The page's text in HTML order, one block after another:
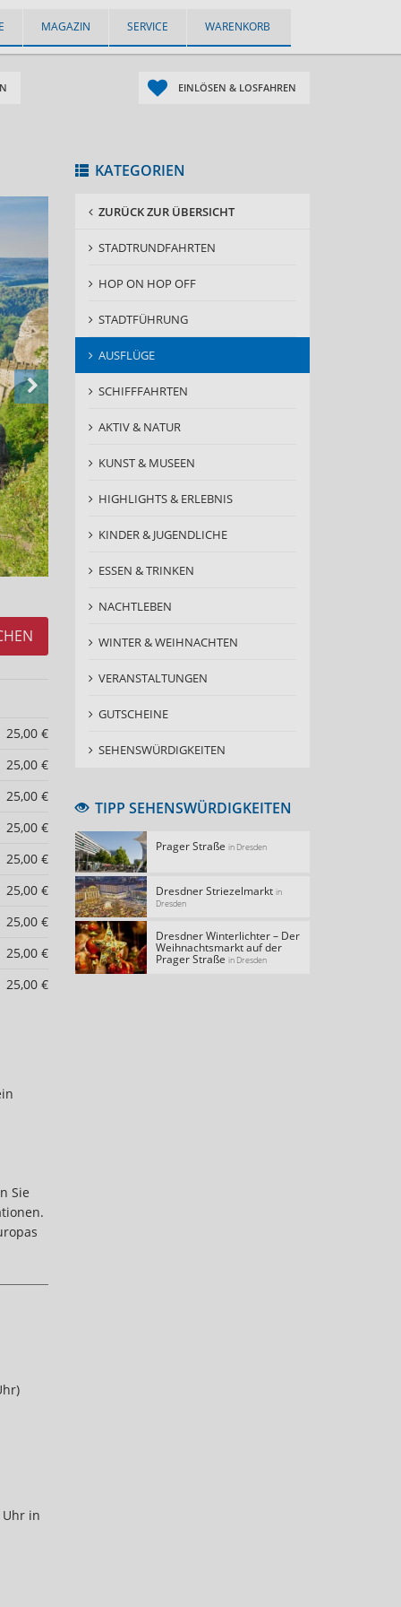
WARENKORB
MAGAZIN SERVICE
EINLÖSEN & LOSFAHREN
25,00 €
25,00 €
25,00 €
25,00 €
25,00 €
25,00 €
25,00 €
25,00 €
25,00 €
Sie
in
KATEGORIEN
ZURÜCK ZUR ÜBERSICHT
STADTRUNDFAHRTEN
HOP ON HOP OFF
STADTFÜHRUNG
AUSFLÜGE
SCHIFFFAHRTEN
AKTIV & NATUR
KUNST & MUSEEN
HIGHLIGHTS & ERLEBNIS
KINDER & JUGENDLICHE
ESSEN & TRINKEN
NACHTLEBEN
WINTER & WEIHNACHTEN
VERANSTALTUNGEN
GUTSCHEINE
SEHENSWÜRDIGKEITEN
TIPP SEHENSWÜRDIGKEITEN
Prager Straße in Dresden
Dresdner Striezelmarkt in
Dresden
Dresdner Winterlichter – Der
Weihnachtsmarkt auf der
Prager Straße in Dresden